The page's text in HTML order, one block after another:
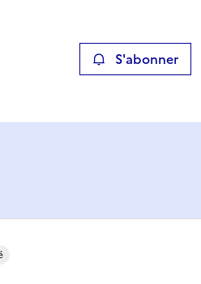
le presse-papier S'abonner